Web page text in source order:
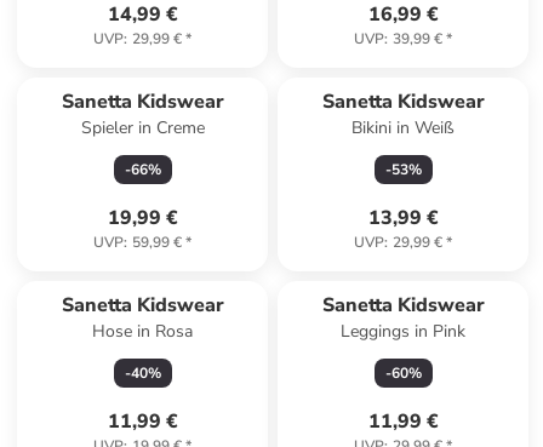
14,99 €
UVP: 29,99 €*
16,99 €
UVP: 39,99 €*
Sanetta Kidswear
Spieler in Creme
-66%
19,99 €
UVP: 59,99 €*
Sanetta Kidswear
Bikini in Weiß
-53%
13,99 €
UVP: 29,99 €*
Sanetta Kidswear
Hose in Rosa
-40%
11,99 €
Sanetta Kidswear
Leggings in Pink
-60%
11,99 €